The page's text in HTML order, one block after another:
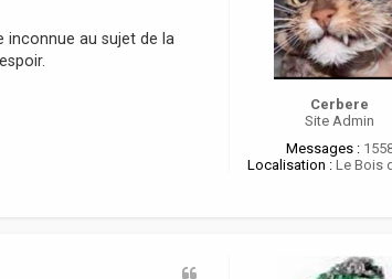
Cerbere
Site Admin
Messages :
Localisation :Le Bois
inconnue au sujet de la